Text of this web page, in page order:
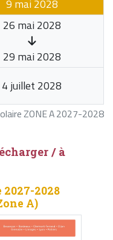
ZONE A 2027-2028
9 mai 2028
26 mai 2028
29 mai 2028
4 juillet 2028
/ à
2028
A)